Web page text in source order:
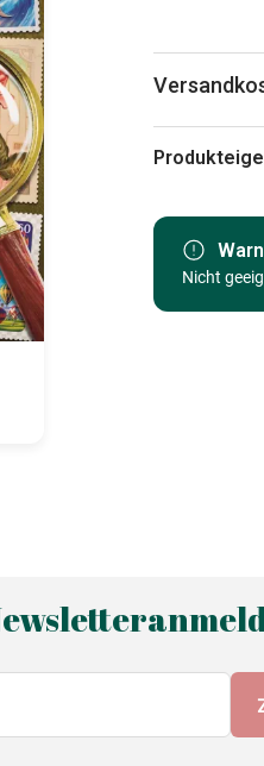
Kategorie
Nicht